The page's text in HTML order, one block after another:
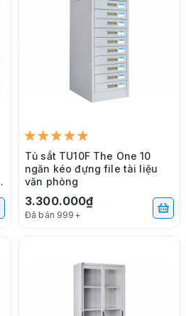
Tủ sắt TU10F The One 10
ngăn kéo đựng file tài liệu
văn phòng
3.300.000₫
Đã bán 999+